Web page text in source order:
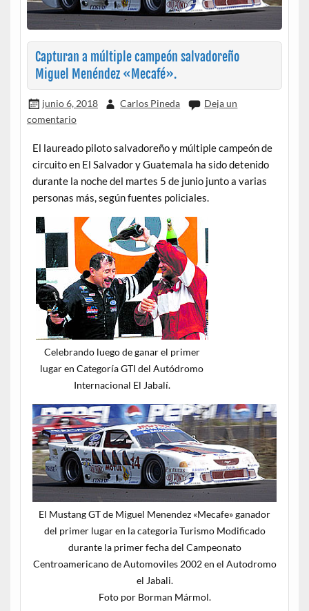
Capturan a múltiple campeón salvadoreño
Miguel Menéndez «Mecafé».
junio 6, 2018 Carlos Pineda
Deja un
comentario
El laureado piloto salvadoreño y múltiple campeón de
circuito en El Salvador y Guatemala ha sido detenido
durante la noche del martes 5 de junio junto a varias
personas más, según fuentes policiales.
Celebrando luego de ganar el primer
lugar en Categoría GTI del Autódromo
Internacional El Jabalí.
El Mustang GT de Miguel Menendez «Mecafe» ganador
del primer lugar en la categoria Turismo Modificado
durante la primer fecha del Campeonato
Centroamericano de Automoviles 2002 en el Autodromo
el Jabali.
Foto por Borman Mármol.